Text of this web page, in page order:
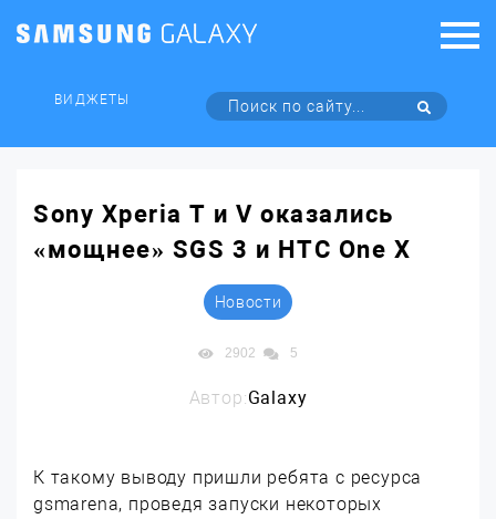
ВИДЖЕТЫ
Sony Xperia T и V оказались
«мощнее» SGS 3 и HTC One X
Новости
2902 5
Автор:Galaxy
К такому выводу пришли ребята с ресурса
gsmarena, проведя запуски некоторых